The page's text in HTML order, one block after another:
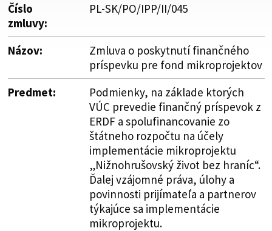
Číslo
zmluvy:
PL-SK/PO/IPP/II/045
Názov:
Zmluva o poskytnutí finančného
príspevku pre fond mikroprojektov
Predmet:
Podmienky, na základe ktorých
VÚC prevedie finančný príspevok z
ERDF a spolufinancovanie zo
štátneho rozpočtu na účely
implementácie mikroprojektu
„Nižnohrušovský život bez hraníc“.
Ďalej vzájomné práva, úlohy a
povinnosti prijímateľa a partnerov
týkajúce sa implementácie
mikroprojektu.